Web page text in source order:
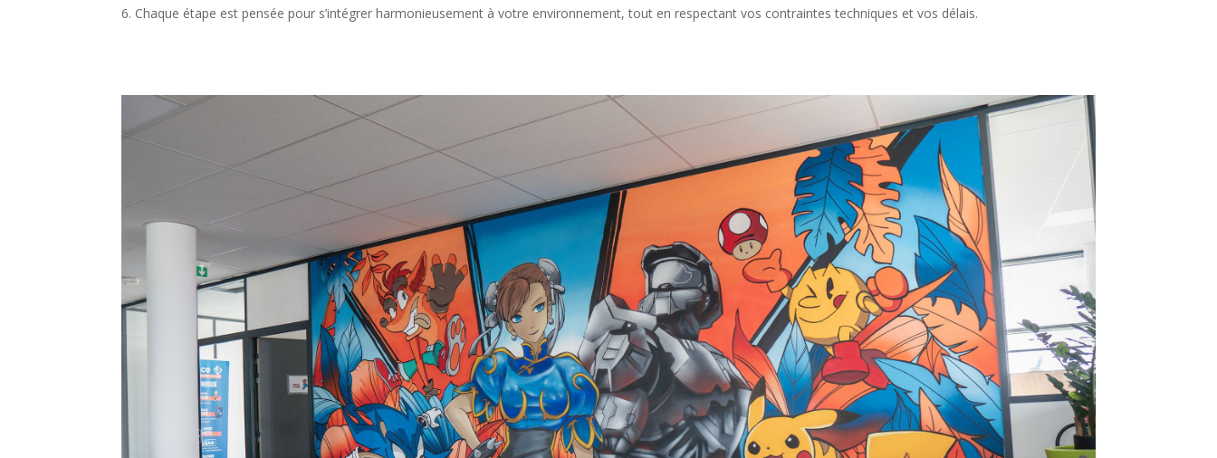
Chaque étape est pensée pour s’intégrer harmonieusement à votre environnement, tout en respectant vos contraintes techniques et vos délais.